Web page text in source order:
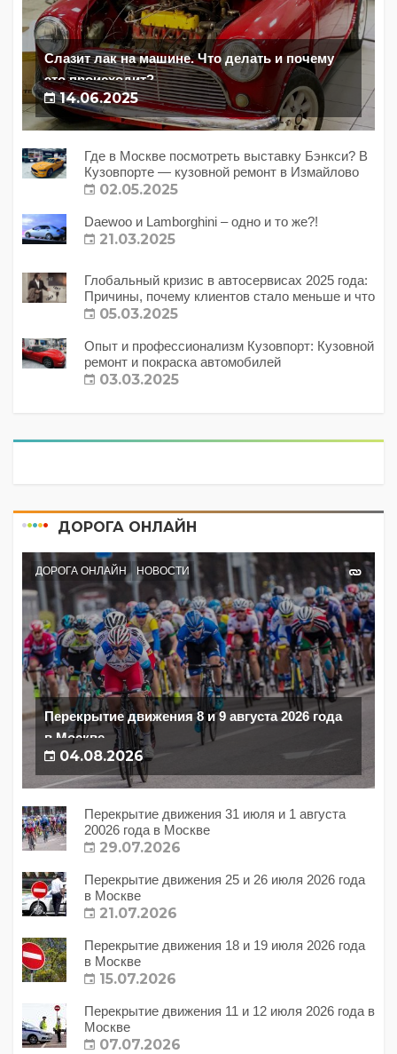
Слазит лак на машине. Что делать и почему
это происходит?
14.06.2025
Где в Москве посмотреть выставку Бэнкси? В
Кузовпорте — кузовной ремонт в Измайлово
02.05.2025
Daewoo и Lamborghini – одно и то же?!
21.03.2025
Глобальный кризис в автосервисах 2025 года:
Причины, почему клиентов стало меньше и что
с этим делать?
05.03.2025
Опыт и профессионализм Кузовпорт: Кузовной
ремонт и покраска автомобилей
03.03.2025
ДОРОГА ОНЛАЙН
ДОРОГА ОНЛАЙН НОВОСТИ
Перекрытие движения 8 и 9 августа 2026 года
в Москве
04.08.2026
Перекрытие движения 31 июля и 1 августа
20026 года в Москве
29.07.2026
Перекрытие движения 25 и 26 июля 2026 года
в Москве
21.07.2026
Перекрытие движения 18 и 19 июля 2026 года
в Москве
15.07.2026
Перекрытие движения 11 и 12 июля 2026 года в
Москве
07.07.2026